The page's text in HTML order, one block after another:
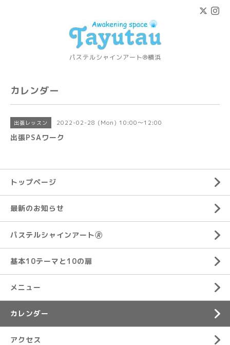
パステルシャインアート®横浜
カレンダー
出張レッスン 2022-02-28 (Mon) 10:00～12:00
出張PSAワーク
トップページ
最新のお知らせ
パステルシャインアート🄬
基本10テーマと10の扉
メニュー
カレンダー
アクセス